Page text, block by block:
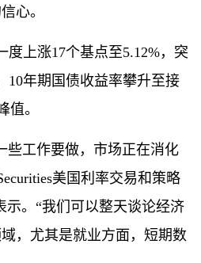
心。
度上涨17个基点至5.12%，突
10年期国债收益率攀升至接
值。
些工作要做，市场正在消化
美国利率交易和策略
示。“我们可以整天谈论经济
，尤其是就业方面，短期数